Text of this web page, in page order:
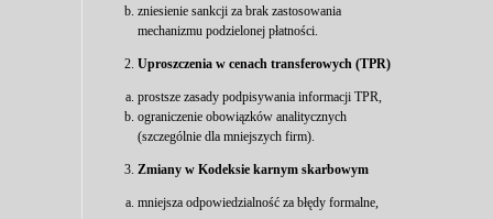
zniesienie sankcji za brak zastosowania
mechanizmu podzielonej płatności.
Uproszczenia w cenach transferowych (TPR)
prostsze zasady podpisywania informacji TPR,
ograniczenie obowiązków analitycznych
(szczególnie dla mniejszych firm).
Zmiany w Kodeksie karnym skarbowym
mniejsza odpowiedzialność za błędy formalne,